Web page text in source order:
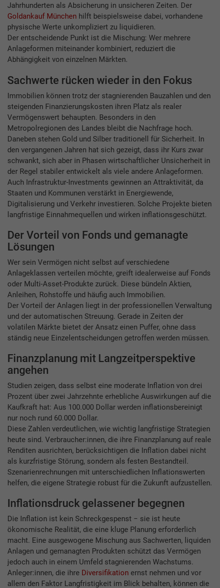
Jahrhunderten als Absicherung in unsicheren Zeiten. Der
Goldankauf München hilft beispielsweise dabei, vorhandene
physische Werte unkompliziert zu liquidieren.
Der entscheidende Punkt ist die Mischung: Wer mehrere
Anlageformen miteinander kombiniert, reduziert die
Abhängigkeit von einzelnen Märkten.
Sachwerte rücken wieder in den Fokus
Immobilien können trotz der stagnierenden Bauzahlen und den
steigenden Finanzierungskosten ihren Platz als realer
Vermögenswert behaupten. Besonders in den
Metropolregionen des Landes bleibt die Nachfrage hoch.
Daneben stehen Gold und Silber traditionell für Sicherheit. In
den vergangenen Jahren hat sich gezeigt, dass ihr Kurs zwar
schwankt, sich aber in Phasen wirtschaftlicher Unsicherheit in
der Regel stabiler entwickelt als viele andere Anlageformen.
Auch Infrastruktur-Investments gewinnen an Attraktivität, da
Staaten und Kommunen verstärkt in Energiewende,
Digitalisierung und Verkehr investieren. Solche Projekte bieten
langfristige Einnahmequellen und wirken inflationsgeschützt.
Der Vorteil von Fonds und gemanagte
Lösungen
Wer sein Vermögen nicht selbst auf verschiedene
Anlageklassen verteilen möchte, greift idealerweise auf Fonds
oder Multi-Asset-Produkte zurück. Diese bündeln Aktien,
Anleihen, Rohstoffe und häufig auch Immobilien.
Der Vorteil der Anlagen liegt in der professionellen Verwaltung
und der automatischen Streuung. Gerade in Zeiten der
volatilen Märkte bietet der Ansatz einen Puffer, ohne dass
ständig neue Einzelentscheidungen getroffen werden müssen.
Finanzplanung mit Langzeitperspektive
angehen
Studien zeigen, dass selbst eine moderate Inflation von drei
Prozent über zwei Jahrzehnte erhebliche Auswirkungen auf die
Kaufkraft hat: Aus 100.000 Dollar werden inflationsbereinigt
nur noch rund 60.000 Dollar.
Diese Zahlen verdeutlichen, wie wichtig langfristige Strategien
heute sind. Verbraucher:innen, die ihre Finanzplanung auf reale
Renditen ausrichten, berücksichtigen die Inflation dabei nicht
als kurzfristige Störung, sondern als festen Bestandteil.
Szenarienrechnungen mit unterschiedlichen Inflationswerten
helfen, die eigene Strategie robust für die Zukunft aufzustellen.
Inflationsdruck gelassener begegnen
Die Inflation ist kein Schreckgespenst − sie ist heute
ökonomische Realität, die eine kluge Planung erforderlich
macht. Eine ausgewogene Mischung aus Sachwerten, liquiden
Anlagen und gemanagten Produkten schützt das Vermögen
jedoch auch in einem Umfeld stagnierenden Wachstums.
Anleger:innen, die ihre Diversifikation ernst nehmen und vor
allem den Faktor Langfristigkeit im Blick behalten, können die